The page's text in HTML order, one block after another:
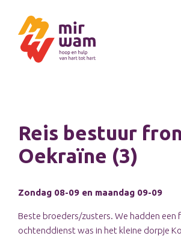
Reis bestuur
Oekraïne (3)
Zondag 08-09 en maandag 09-09
Beste broeders/zusters. We hadden een
ochtenddienst was in het kleine dorpje